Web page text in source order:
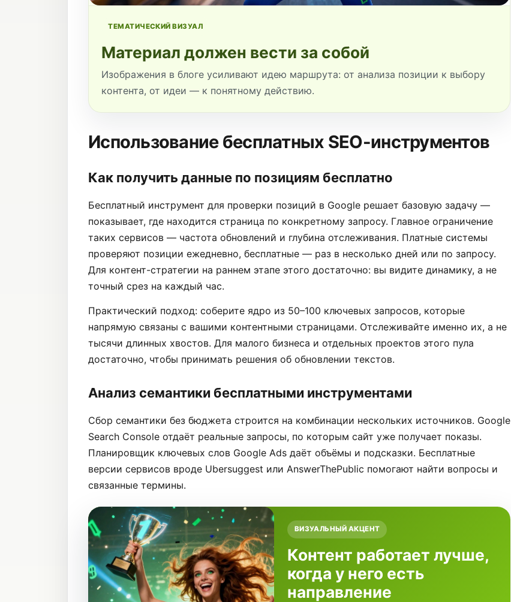
ТЕМАТИЧЕСКИЙ ВИЗУАЛ
Материал должен вести за собой
Изображения в блоге усиливают идею маршрута: от анализа позиции к выбору
контента, от идеи — к понятному действию.
Использование бесплатных SEO-инструментов
Как получить данные по позициям бесплатно
Бесплатный инструмент для проверки позиций в Google решает базовую задачу —
показывает, где находится страница по конкретному запросу. Главное ограничение
таких сервисов — частота обновлений и глубина отслеживания. Платные системы
проверяют позиции ежедневно, бесплатные — раз в несколько дней или по запросу.
Для контент-стратегии на раннем этапе этого достаточно: вы видите динамику, а не
точный срез на каждый час.
Практический подход: соберите ядро из 50–100 ключевых запросов, которые
напрямую связаны с вашими контентными страницами. Отслеживайте именно их, а не
тысячи длинных хвостов. Для малого бизнеса и отдельных проектов этого пула
достаточно, чтобы принимать решения об обновлении текстов.
Анализ семантики бесплатными инструментами
Сбор семантики без бюджета строится на комбинации нескольких источников. Google
Search Console отдаёт реальные запросы, по которым сайт уже получает показы.
Планировщик ключевых слов Google Ads даёт объёмы и подсказки. Бесплатные
версии сервисов вроде Ubersuggest или AnswerThePublic помогают найти вопросы и
связанные термины.
ВИЗУАЛЬНЫЙ АКЦЕНТ
Контент работает лучше,
когда у него есть
направление